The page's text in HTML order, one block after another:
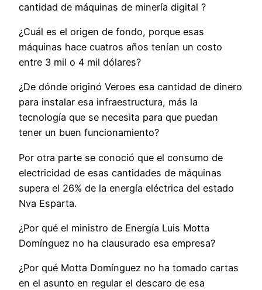
cantidad de máquinas de minería digital ?
¿Cuál es el origen de fondo, porque esas
máquinas hace cuatros años tenían un costo
entre 3 mil o 4 mil dólares?
¿De dónde originó Veroes esa cantidad de dinero
para instalar esa infraestructura, más la
tecnología que se necesita para que puedan
tener un buen funcionamiento?
Por otra parte se conoció que el consumo de
electricidad de esas cantidades de máquinas
supera el 26% de la energía eléctrica del estado
Nva Esparta.
¿Por qué el ministro de Energía Luis Motta
Domínguez no ha clausurado esa empresa?
¿Por qué Motta Domínguez no ha tomado cartas
en el asunto en regular el descaro de esa